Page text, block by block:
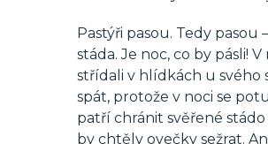
Pastýři pasou. Tedy
stáda. Je noc, co by pásli!
střídali v hlídkách u svého
spát, protože v noci se
patří chránit svěřené
by chtěly ovečky sežrat.